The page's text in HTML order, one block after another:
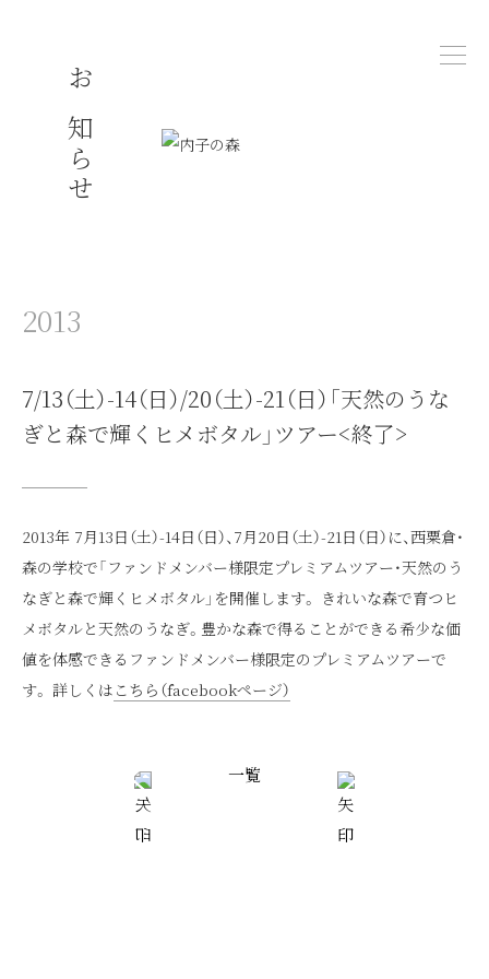
お知らせ
2013
7/13（土）-14（日）/20（土）-21（日）「天然のうな
ぎと森で輝くヒメボタル」ツアー<終了>
2013年 7月13日（土）-14日（日）、7月20日（土）-21日（日）に、西粟倉・
森の学校で「ファンドメンバー様限定プレミアムツアー・天然のう
なぎと森で輝くヒメボタル」を開催します。 きれいな森で育つヒ
メボタルと天然のうなぎ。豊かな森で得ることができる希少な価
値を体感できるファンドメンバー様限定のプレミアムツアーで
す。 詳しくは こちら（facebookページ）
一覧